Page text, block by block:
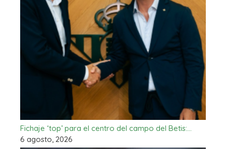
Fichaje ‘top’ para el centro del campo del Betis:…
6 agosto, 2026